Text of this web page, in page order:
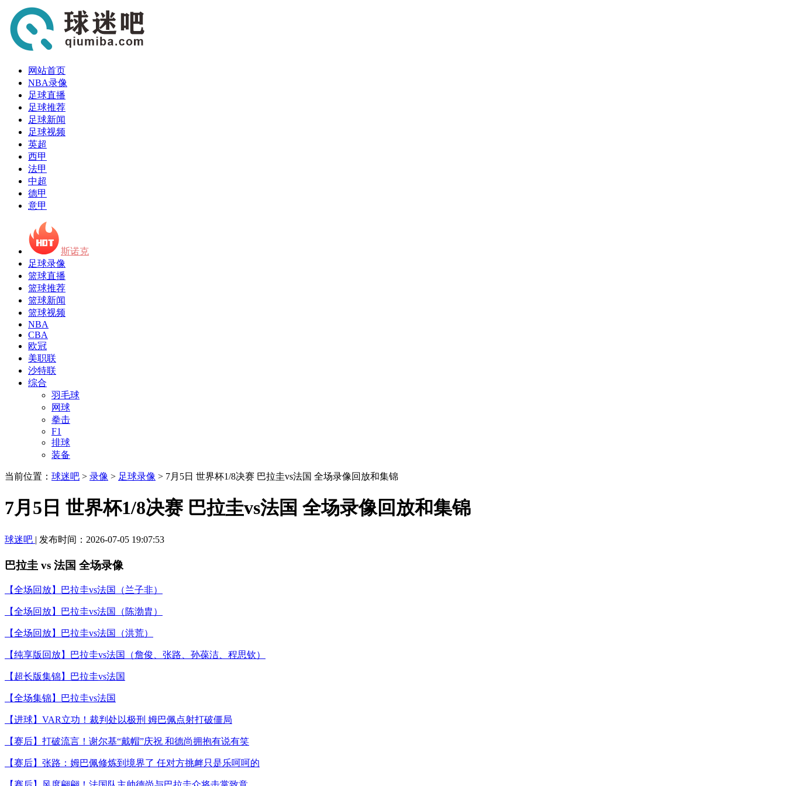
网站首页
NBA录像
足球直播
足球推荐
足球新闻
足球视频
英超
西甲
法甲
中超
德甲
意甲
斯诺克
足球录像
篮球直播
篮球推荐
篮球新闻
篮球视频
NBA
CBA
欧冠
美职联
沙特联
综合
羽毛球
网球
拳击
F1
排球
装备
当前位置： 球迷吧 > 录像 > 足球录像 > 7月5日 世界杯1/8决赛 巴拉圭vs法国 全场录像回放和集锦
7月5日 世界杯1/8决赛 巴拉圭vs法国 全场录像回放和集锦
球迷吧 | 发布时间：2026-07-05 19:07:53
巴拉圭 vs 法国 全场录像
【全场回放】巴拉圭vs法国（兰子非）
【全场回放】巴拉圭vs法国（陈渤胄）
【全场回放】巴拉圭vs法国（洪荒）
【纯享版回放】巴拉圭vs法国（詹俊、张路、孙葆洁、程思钦）
【超长版集锦】巴拉圭vs法国
【全场集锦】巴拉圭vs法国
【进球】VAR立功！裁判处以极刑 姆巴佩点射打破僵局
【赛后】打破流言！谢尔基“戴帽”庆祝 和德尚拥抱有说有笑
【赛后】张路：姆巴佩修炼到境界了 任对方挑衅只是乐呵呵的